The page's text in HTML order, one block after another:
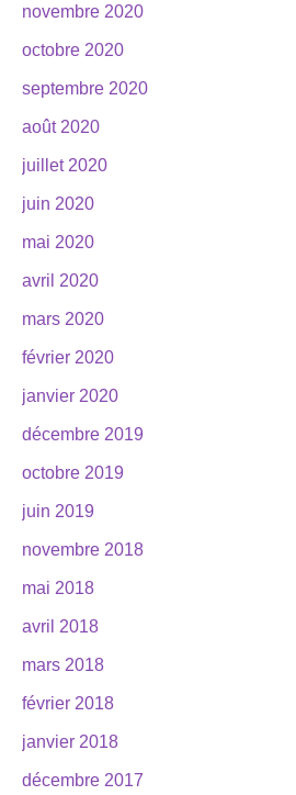
novembre 2020
octobre 2020
septembre 2020
août 2020
juillet 2020
juin 2020
mai 2020
avril 2020
mars 2020
février 2020
janvier 2020
décembre 2019
octobre 2019
juin 2019
novembre 2018
mai 2018
avril 2018
mars 2018
février 2018
janvier 2018
décembre 2017